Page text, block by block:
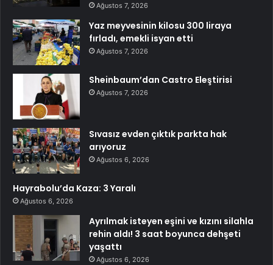
Ağustos 7, 2026
Yaz meyvesinin kilosu 300 liraya
fırladı, emekli isyan etti
Ağustos 7, 2026
Sheinbaum’dan Castro Eleştirisi
Ağustos 7, 2026
Sıvasız evden çıktık parkta hak
arıyoruz
Ağustos 6, 2026
Hayrabolu’da Kaza: 3 Yaralı
Ağustos 6, 2026
Ayrılmak isteyen eşini ve kızını silahla
rehin aldı! 3 saat boyunca dehşeti
yaşattı
Ağustos 6, 2026